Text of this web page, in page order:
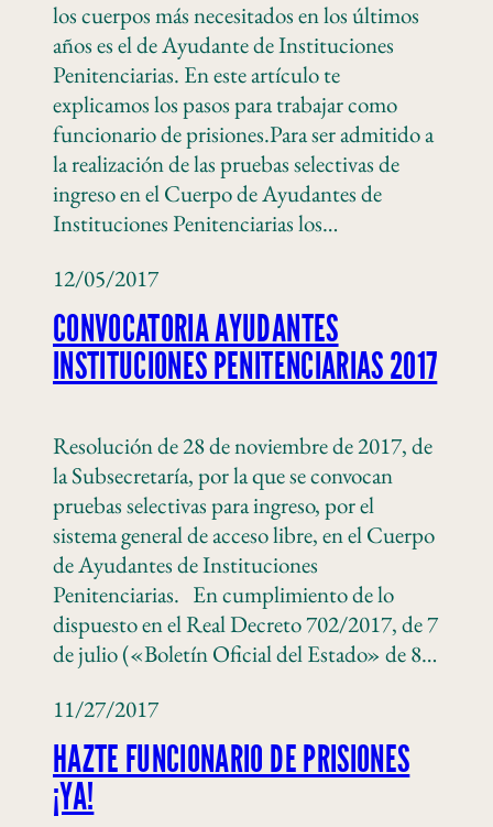
los cuerpos más necesitados en los últimos
años es el de Ayudante de Instituciones
Penitenciarias. En este artículo te
explicamos los pasos para trabajar como
funcionario de prisiones.Para ser admitido a
la realización de las pruebas selectivas de
ingreso en el Cuerpo de Ayudantes de
Instituciones Penitenciarias los…
12/05/2017
CONVOCATORIA AYUDANTES
INSTITUCIONES PENITENCIARIAS 2017
Resolución de 28 de noviembre de 2017, de
la Subsecretaría, por la que se convocan
pruebas selectivas para ingreso, por el
sistema general de acceso libre, en el Cuerpo
de Ayudantes de Instituciones
Penitenciarias. En cumplimiento de lo
dispuesto en el Real Decreto 702/2017, de 7
de julio («Boletín Oficial del Estado» de 8…
11/27/2017
HAZTE FUNCIONARIO DE PRISIONES
¡YA!